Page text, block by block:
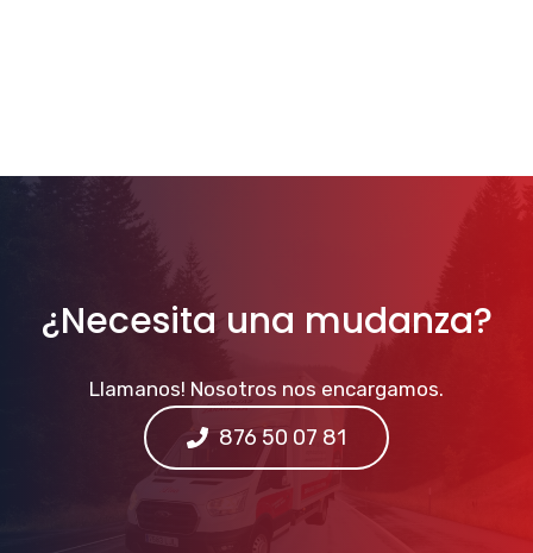
¿Necesita una mudanza?
Llamanos! Nosotros nos encargamos.
876 50 07 81